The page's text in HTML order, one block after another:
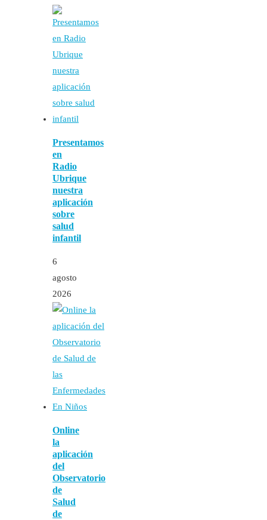
Presentamos
en
Radio
Ubrique
nuestra
aplicación
sobre
salud
infantil
6
agosto
2026
Online
la
aplicación
del
Observatorio
de
Salud
de